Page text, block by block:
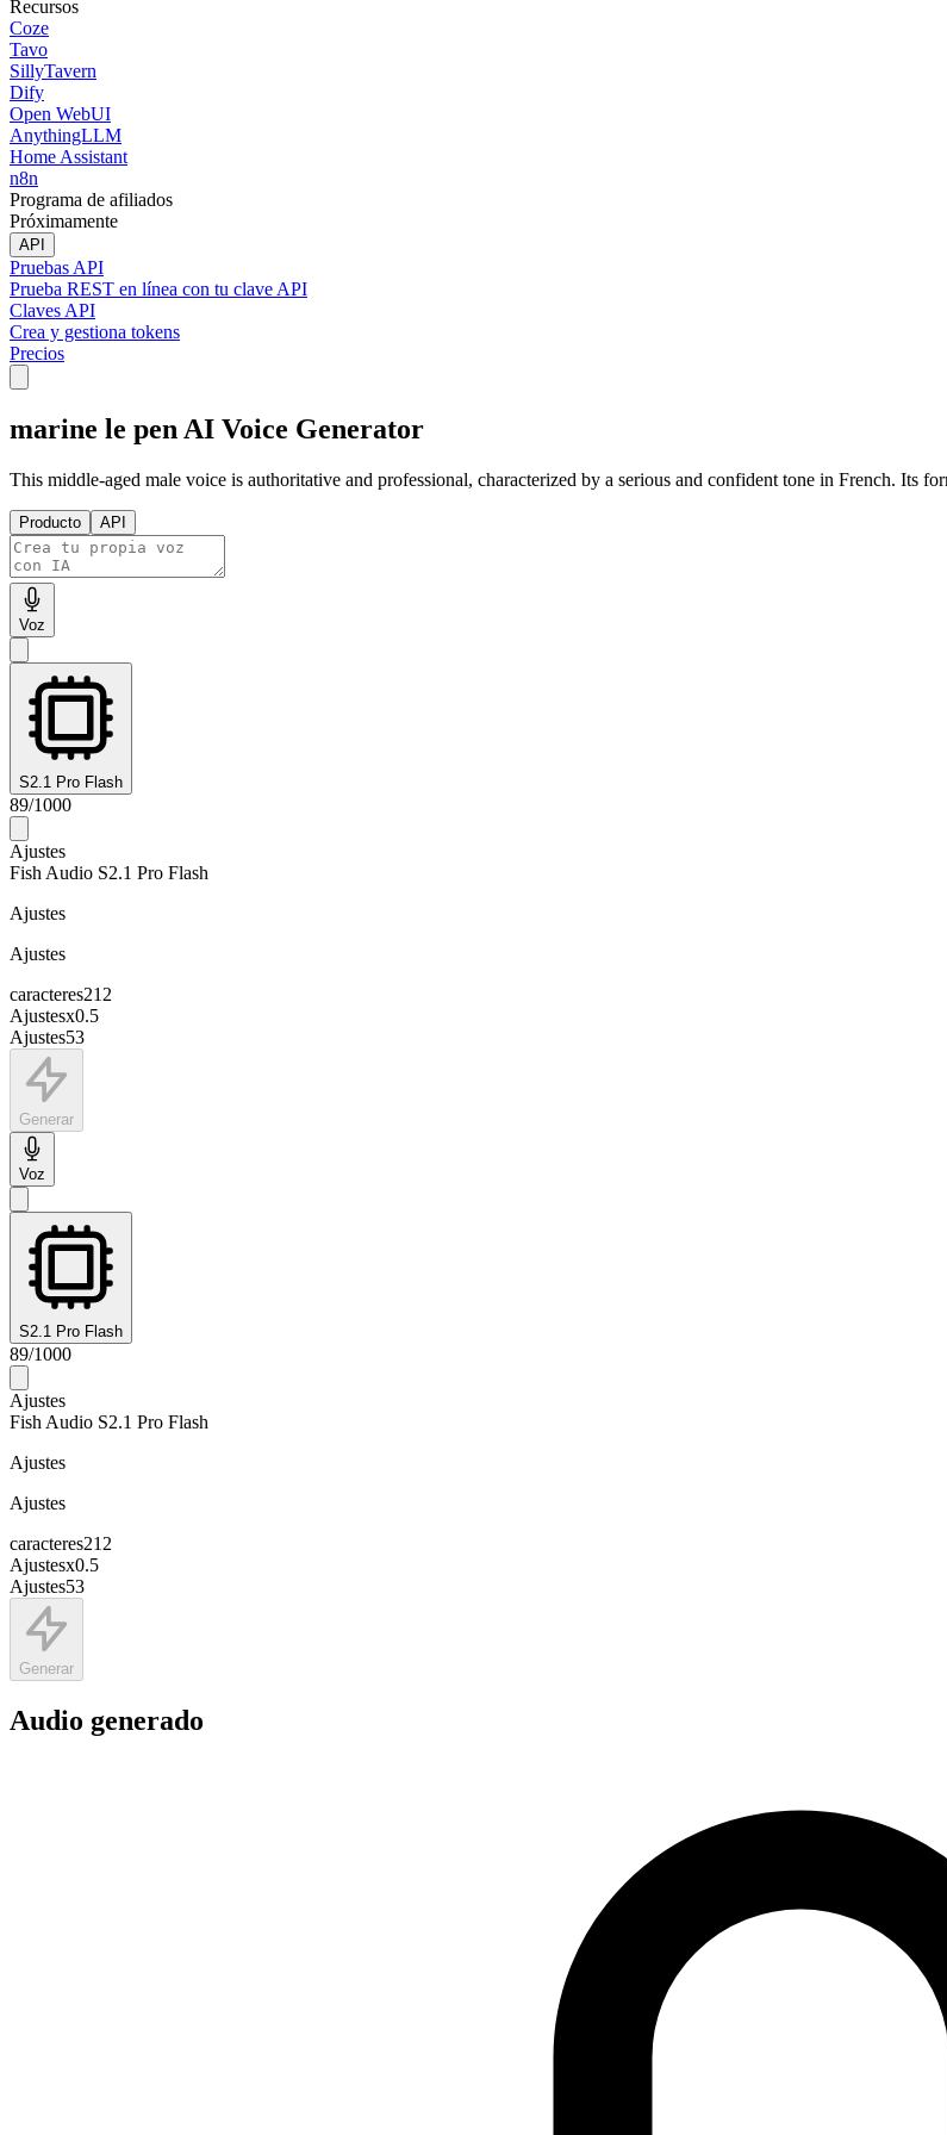
Recursos
Coze
Tavo
SillyTavern
Dify
Open WebUI
AnythingLLM
Home Assistant
n8n
Programa de afiliados
Próximamente
API
Pruebas API
Prueba REST en línea con tu clave API
Claves API
Crea y gestiona tokens
Precios
marine le pen AI Voice Generator
This middle-aged male voice is authoritative and professional, characterized by a serious and confident tone in French. Its
Producto API
Voz
S2.1 Pro Flash
89/1000
Ajustes
Fish Audio S2.1 Pro Flash
Ajustes
Ajustes
caracteres212
Ajustesx0.5
Ajustes53
Generar
Voz
S2.1 Pro Flash
89/1000
Ajustes
Fish Audio S2.1 Pro Flash
Ajustes
Ajustes
caracteres212
Ajustesx0.5
Ajustes53
Generar
Audio generado